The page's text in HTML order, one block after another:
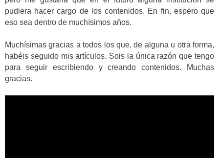
pudiera hacer cargo de los contenidos. En fin, espero que
eso sea dentro de muchísimos años.
Muchísimas gracias a todos los que, de alguna u otra forma,
habéis seguido mis artículos. Sois la única razón que tengo
para seguir escribiendo y creando contenidos. Muchas
gracias.